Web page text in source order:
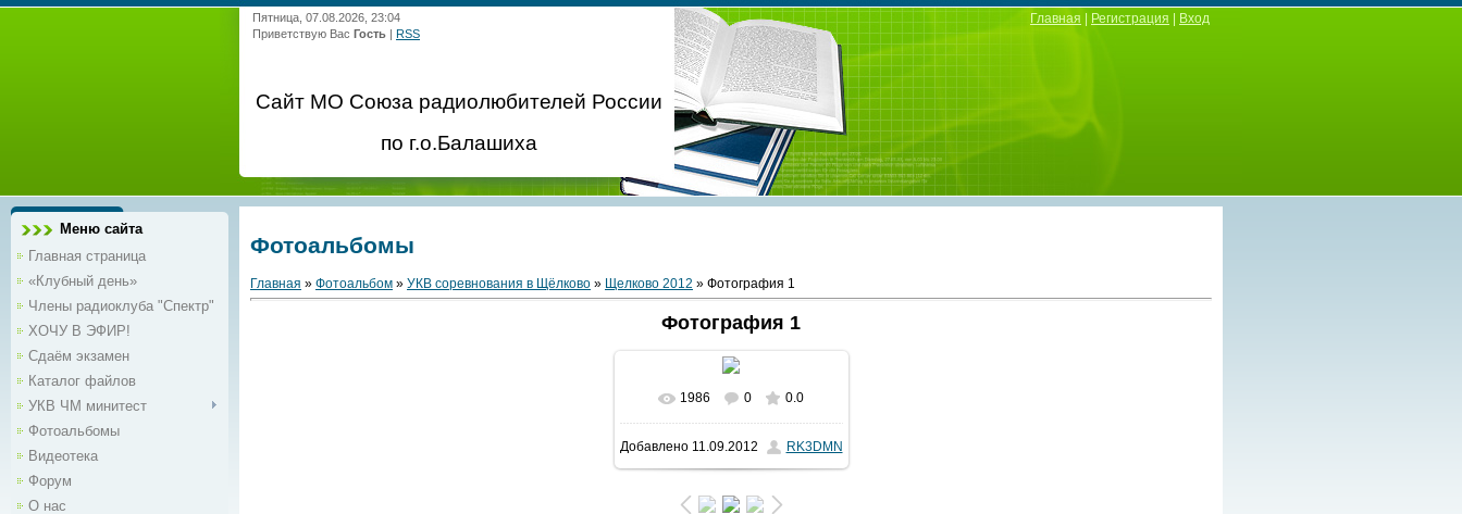
Пятница, 07.08.2026, 23:04
Приветствую Вас Гость | RSS
Сайт МО Союза радиолюбителей России
по г.о.Балашиха
Главная Регистрация Вход
Меню сайта
Главная страница
«Клубный день»
Члены радиоклуба "Спектр"
ХОЧУ В ЭФИР!
Сдаём экзамен
Каталог файлов
УКВ ЧМ минитест
Фотоальбомы
Видеотека
Форум
О нас
Фотоальбомы
Главная » Фотоальбом » УКВ соревнования в Щёлково » Щелково 2012 » Фотография 1
Фотография 1
В реальном размере
1600x1062/ 187.1Kb
1986 0 0.0
Добавлено11.09.2012 RK3DMN